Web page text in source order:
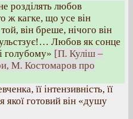
розділять любов
ж кагке, що усе він
він бреше, нічого він
Любов як сонце
голубому» [П. Куліш –
М. Костомаров про
її інтензивність, її
якої готовий він «душу